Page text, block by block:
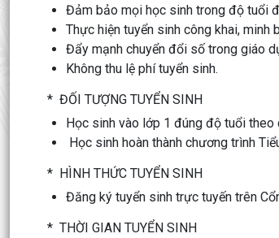
Đảm bảo mọi học sinh trong độ tuổi
Thực hiện tuyển sinh công khai, minh
Đẩy mạnh chuyển đổi số trong giáo
Không thu lệ phí tuyển sinh.
* ĐỐI TƯỢNG TUYỂN SINH
Học sinh vào lớp 1 đúng độ tuổi theo
Học sinh hoàn thành chương trình
* HÌNH THỨC TUYỂN SINH
Đăng ký tuyển sinh trực tuyến trên
* THỜI GIAN TUYỂN SINH